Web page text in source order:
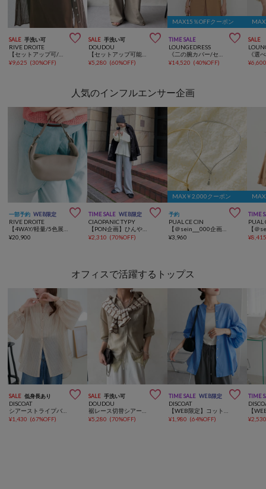
SALE 手洗い可 
RIVE DROITE
¥9,625 (30%OFF)
SALE 手洗い可 
DOUDOU
¥5,280 (60%OFF)
MAX15％OFFクーポン
TIME SALE 
LOUNGEDRESS
¥14,520 (40%OFF)
SALE
¥
人気のインフルエンサー企画
一部予約 WEB限定 
RIVE DROITE
¥20,900
TIME SALE WEB限定 
CIAOPANIC TYPY
¥2,310 (70%OFF)
MAX￥2,000クーポン
予約 
PUAL CE CIN
【＠sein___000企画】フロントフックメタルチョーカー
¥3,960
TIME
PUAL
¥
オフィスで活躍するトップス
SALE 低身長あり 
DISCOAT
¥1,430 (67%OFF)
SALE 手洗い可 
DOUDOU
¥5,280 (70%OFF)
TIME SALE WEB限定 
DISCOAT
¥1,980 (64%OFF)
TIME
¥